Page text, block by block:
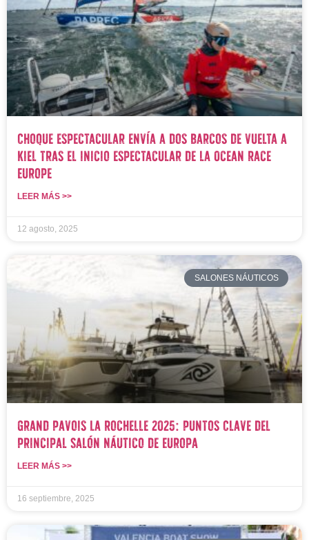
Choque espectacular envía a dos barcos de vuelta a
Kiel tras el inicio espectacular de la Ocean Race
Europe
LEER MÁS >>
12 agosto, 2025
SALONES NÁUTICOS
Grand Pavois La Rochelle 2025: Puntos Clave del
Principal Salón Náutico de Europa
LEER MÁS >>
16 septiembre, 2025